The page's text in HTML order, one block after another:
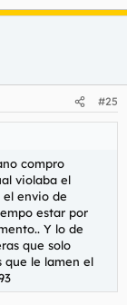
#25
compro
violaba el
envio de
estar por
Y lo de
que solo
que le lamen el